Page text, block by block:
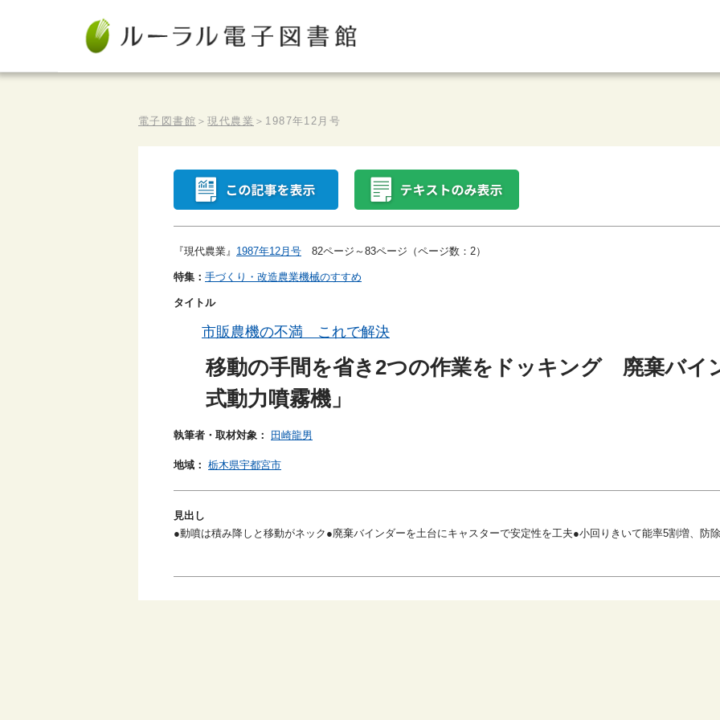
電子図書館 ＞現代農業 ＞ 1987年12月号
『現代農業』 1987年12月号 82ページ～83ページ（ページ数：2）
特集： 手づくり・改造農業機械のすすめ
タイトル
市販農機の不満 これで解決
移動の手間を省き2つの作業をドッキング 廃棄バイ
式動力噴霧機」
執筆者・取材対象： 田崎龍男
地域： 栃木県宇都宮市
見出し
●動噴は積み降しと移動がネック●廃棄バインダーを土台にキャスターで安定性を工夫●小回りきいて能率5割増、防